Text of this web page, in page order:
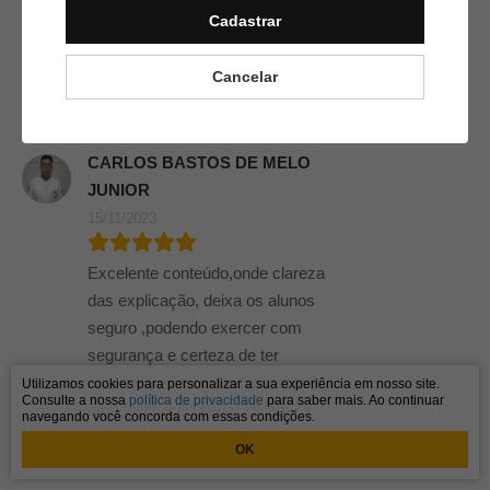
Cadastrar
Cancelar
Conteúdo bem esclarecedor,
está agregando muito na Pós
Graduação que estou
concluindo, obrigada
CARLOS BASTOS DE MELO
JUNIOR
Excelente conteúdo,onde clareza
das explicação, deixa os alunos
seguro ,podendo exercer com
segurança e certeza de ter
adquirido este conhecimento em
uma instituição seria , dinâmica
,grato,muito obrigado…grato
Utilizamos cookies para personalizar a sua experiência em nosso site.
Consulte a nossa política de privacidade para saber mais. Ao continuar
navegando você concorda com essas condições.
OK